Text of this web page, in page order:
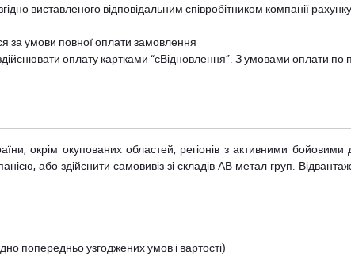
виставленого відповідальним співробітником компанії
за умови повної оплати замовлення
оплату картками “єВідновлення”. З умовами оплати
окрім окупованих областей, регіонів з активними
або здійснити самовивіз зі складів АВ метал груп.
попередньо узгоджених умов і вартості)